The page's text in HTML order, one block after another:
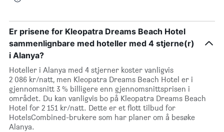
Er prisene for Kleopatra Dreams Beach Hotel
sammenlignbare med hoteller med 4 stjerne(r)
i Alanya?
Hoteller i Alanya med 4 stjerner koster vanligvis
2 086 kr/natt, men Kleopatra Dreams Beach Hotel er i
gjennomsnitt 3 % billigere enn gjennomsnittsprisen i
området. Du kan vanligvis bo på Kleopatra Dreams Beach
Hotel for 2 151 kr/natt. Dette er et flott tilbud for
HotelsCombined-brukere som har planer om å besøke
Alanya.